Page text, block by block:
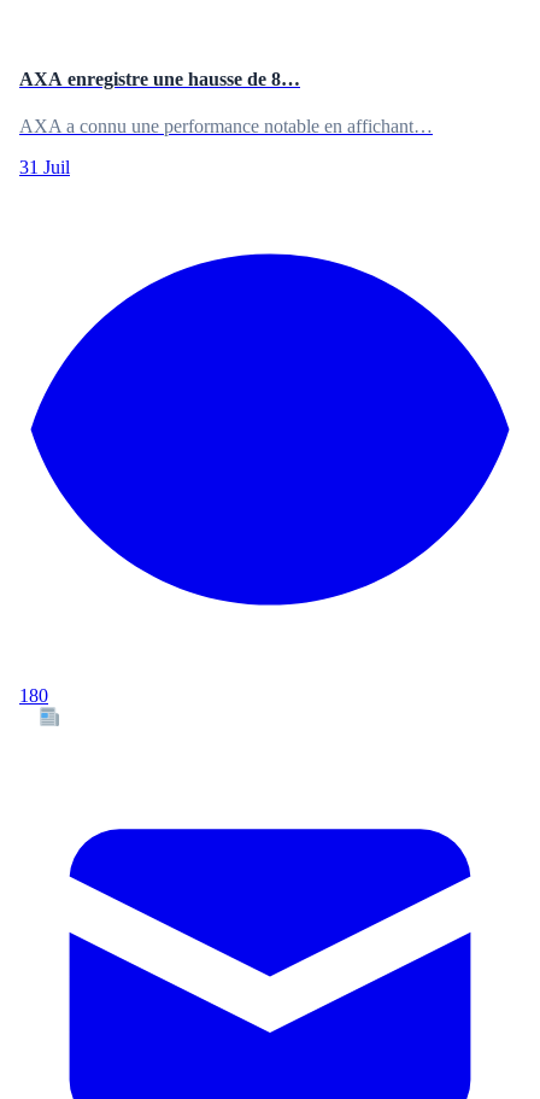
AXA enregistre une hausse de 8…
AXA a connu une performance notable en affichant…
31 Juil
180